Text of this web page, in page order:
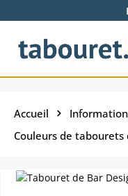
Passer au contenu
Accueil
Couleurs de tabourets